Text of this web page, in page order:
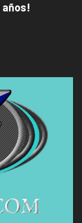
años!